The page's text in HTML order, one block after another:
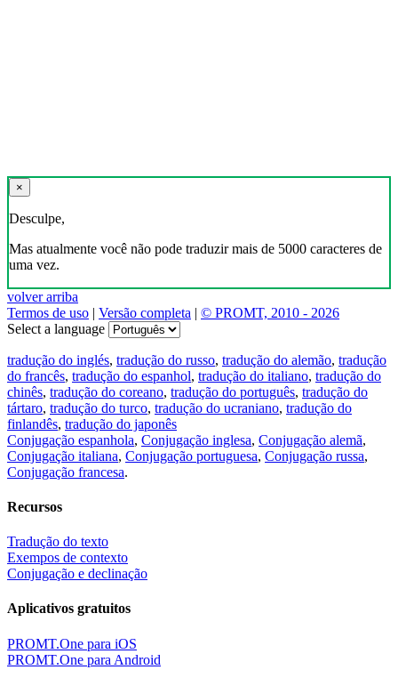
×
Desculpe,
Mas atualmente você não pode traduzir mais de 5000 caracteres de
uma vez.
volver arriba
Termos de uso | Versão completa | © PROMT, 2010 - 2026
Select a language
tradução do inglés, tradução do russo, tradução do alemão, tradução
do francês, tradução do espanhol, tradução do italiano, tradução do
chinês, tradução do coreano, tradução do português, tradução do
tártaro, tradução do turco, tradução do ucraniano, tradução do
finlandês, tradução do japonês
Conjugação espanhola, Conjugação inglesa, Conjugação alemã,
Conjugação italiana, Conjugação portuguesa, Conjugação russa,
Conjugação francesa.
Recursos
Tradução do texto
Exempos de contexto
Conjugação e declinação
Aplicativos gratuitos
PROMT.One para iOS
PROMT.One para Android